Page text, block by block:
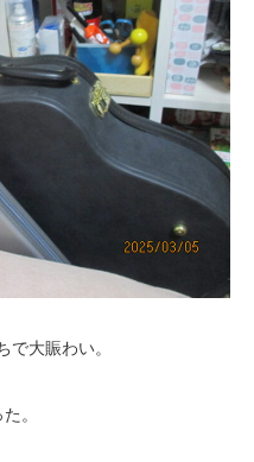
で大賑わい。
。